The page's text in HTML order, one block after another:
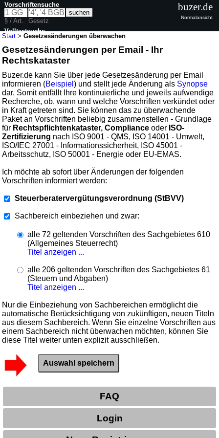
Start >Gesetzesänderungen überwachen
Gesetzesänderungen per Email - Ihr
Rechtskataster
Buzer.de kann Sie über jede Gesetzesänderung per Email
informieren (Beispiel) und stellt jede Änderung als Synopse
dar. Somit entfällt Ihre kontinuierliche und jeweils aufwendige
Recherche, ob, wann und welche Vorschriften verkündet oder
in Kraft getreten sind. Sie können das zu überwachende
Paket an Vorschriften beliebig zusammenstellen - Grundlage
für Rechtspflichtenkataster, Compliance oder ISO-
Zertifizierung nach ISO 9001 - QMS, ISO 14001 - Umwelt,
ISO/IEC 27001 - Informationssicherheit, ISO 45001 -
Arbeitsschutz, ISO 50001 - Energie oder EU-EMAS.
Ich möchte ab sofort über Änderungen der folgenden
Vorschriften informiert werden:
Steuerberatervergütungsverordnung (StBVV)
Sachbereich einbeziehen und zwar:
alle 72 geltenden Vorschriften des Sachgebietes 610
(Allgemeines Steuerrecht)
Titel anzeigen ...
alle 206 geltenden Vorschriften des Sachgebietes 61
(Steuern und Abgaben)
Titel anzeigen ...
Nur die Einbeziehung von Sachbereichen ermöglicht die
automatische Berücksichtigung von zukünftigen, neuen Titeln
aus diesem Sachbereich. Wenn Sie einzelne Vorschriften aus
einem Sachbereich nicht überwachen möchten, können Sie
diese Titel weiter unten explizit ausschließen.
FAQ
Login
Vorschriftensuche
§ / Art.
Gesetz
Volltextsuche
buzer.de
Normalansicht